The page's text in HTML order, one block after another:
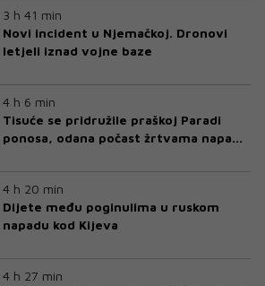
3 h 41 min
Novi incident u Njemačkoj. Dronovi
letjeli iznad vojne baze
4 h 6 min
Tisuće se pridružile praškoj Paradi
ponosa, odana počast žrtvama napada
4 h 20 min
Dijete među poginulima u ruskom
napadu kod Kijeva
4 h 27 min